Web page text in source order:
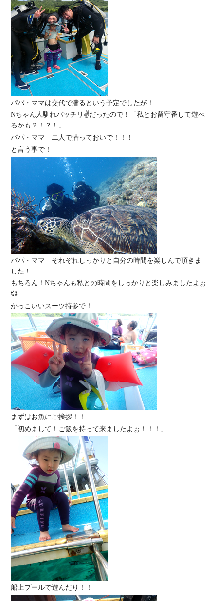
パパ・ママは交代で潜るという予定でしたが！
Nちゃん人馴れバッチリ✌だったので！「私とお留守番して遊べ
るかも？！？！」
パパ・ママ 二人で潜っておいで！！！
と言う事で！
パパ・ママ それぞれしっかりと自分の時間を楽しんで頂きま
した！
もちろん！Nちゃんも私との時間をしっかりと楽しみましたよぉ
💞
かっこいいスーツ持参で！
まずはお魚にご挨拶！！
「初めまして！ご飯を持って来ましたよぉ！！！」
船上プールで遊んだり！！